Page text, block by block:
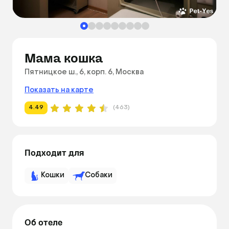
Мама кошка
Пятницкое ш., 6, корп. 6, Москва
Показать на карте
4.49 (463)
Подходит для
Кошки Собаки
Об отеле